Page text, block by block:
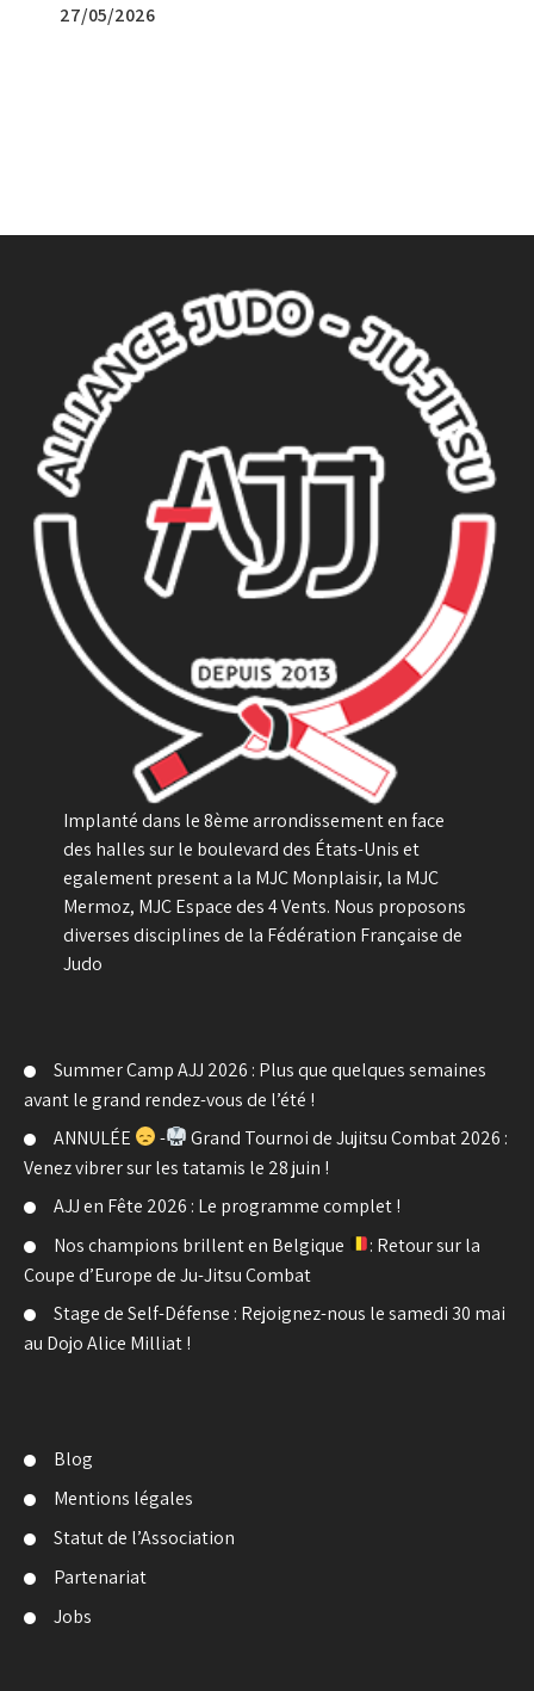
27/05/2026
Implanté dans le 8ème arrondissement en face
des halles sur le boulevard des États-Unis et
egalement present a la MJC Monplaisir, la MJC
Mermoz, MJC Espace des 4 Vents. Nous proposons
diverses disciplines de la Fédération Française de
Judo
Summer Camp AJJ 2026 : Plus que quelques semaines
avant le grand rendez-vous de l’été !
ANNULÉE
-
Grand Tournoi de Jujitsu Combat 2026 :
Venez vibrer sur les tatamis le 28 juin !
AJJ en Fête 2026 : Le programme complet !
Nos champions brillent en Belgique
: Retour sur la
Coupe d’Europe de Ju-Jitsu Combat
Stage de Self-Défense : Rejoignez-nous le samedi 30 mai
au Dojo Alice Milliat !
Blog
Mentions légales
Statut de l’Association
Partenariat
Jobs